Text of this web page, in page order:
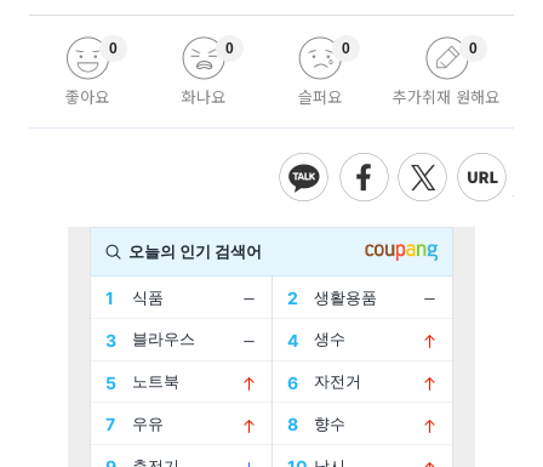
좋아요
0
화나요
0
슬퍼요
0
추가취재 원해요
0